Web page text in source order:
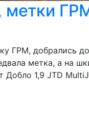
ГРМ, добрались
метка, а на
1,9 JTD